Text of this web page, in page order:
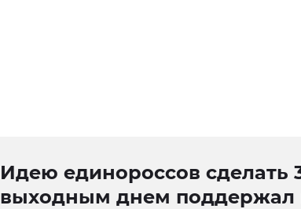
Идею единороссов сделать
выходным днем поддержал